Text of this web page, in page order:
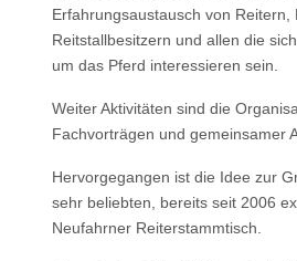
Erfahrungsaustausch von Reitern,
Reitstallbesitzern und allen die
um das Pferd interessieren sein.
Weiter Aktivitäten sind die
Fachvorträgen und gemeinsamer
Hervorgegangen ist die Idee zur
sehr beliebten, bereits seit 2006
Neufahrner Reiterstammtisch.